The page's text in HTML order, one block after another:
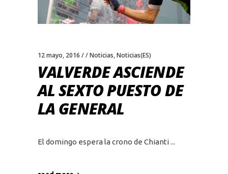
12 mayo, 2016 Noticias,Noticias(ES)
VALVERDE ASCIENDE
AL SEXTO PUESTO DE
LA GENERAL
El domingo espera la crono de Chianti